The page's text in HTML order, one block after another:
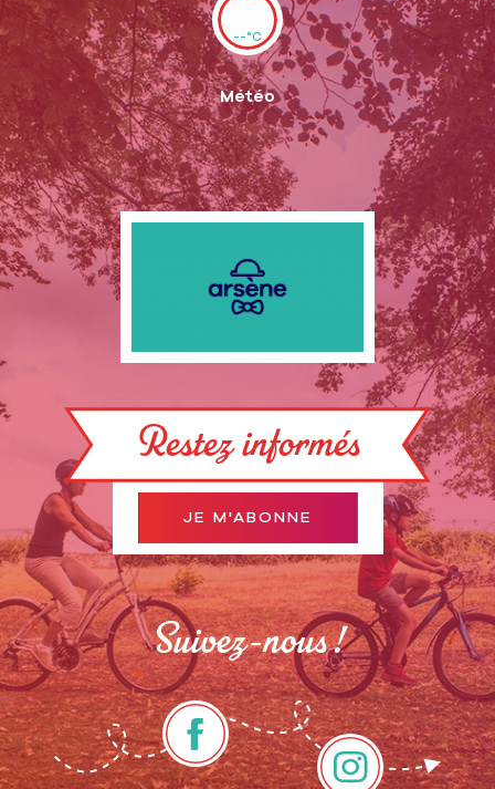
--°C
Météo
Restez informés
JE M'ABONNE
Suivez-nous !